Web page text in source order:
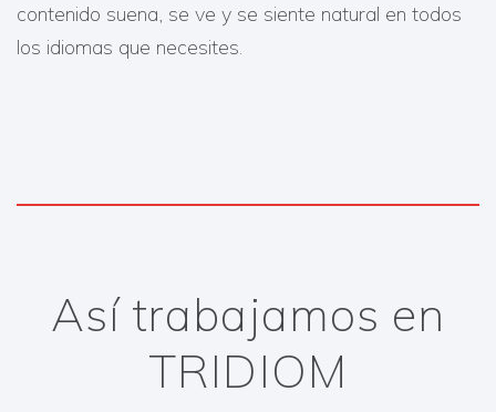
contenido suena, se ve y se siente natural en todos
los idiomas que necesites.
Así trabajamos en
TRIDIOM